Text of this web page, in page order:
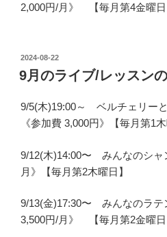
2,000円/月》 【毎月第4金曜日
投
稿
日:
2024-08-22
9月のライブ/レッスン
9/5(木)19:00～ ベルチェリー
《参加費 3,000円》【毎月第1木
9/12(木)14:00〜 みんなのシ
月》【毎月第2木曜日】
9/13(金)17:30〜 みんなのラ
3,500円/月》 【毎月第2金曜日